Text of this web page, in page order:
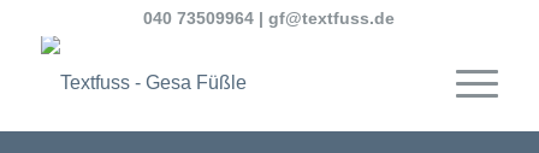
040 73509964 |gf@textfuss.de